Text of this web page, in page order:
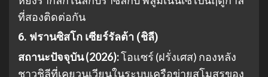
ที่สองติดต่อกัน
6. ฟรานซิสโก เซียร์รัลต้า (ชิลี)
สถานะปัจจุบัน (2026):โอแซร์ (ฝรั่งเศส) กองหลัง
ชาวชิลีที่เคยวนเวียนในระบบเครือข่ายสโมสรของ